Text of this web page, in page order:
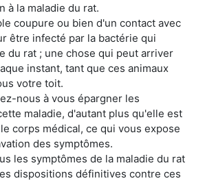
à la maladie du rat.
coupure ou bien d'un contact avec
être infecté par la bactérie qui
du rat ; une chose qui peut arriver
instant, tant que ces animaux
votre toit.
nous à vous épargner les
maladie, d'autant plus qu'elle est
corps médical, ce qui vous expose
des symptômes.
les symptômes de la maladie du rat
dispositions définitives contre ces